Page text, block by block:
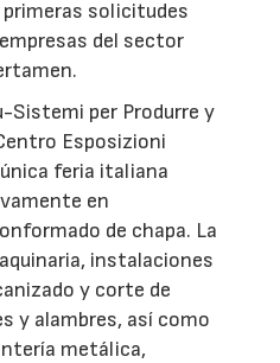
solicitudes
del sector
Sistemi per Produrre y
Esposizioni
feria italiana
en
de chapa. La
instalaciones
y corte de
y alambres, así como
metálica,